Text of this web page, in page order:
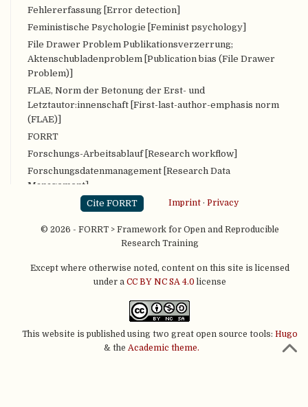
Fehlererfassung [Error detection]
Feministische Psychologie [Feminist psychology]
File Drawer Problem Publikationsverzerrung;
Aktenschubladenproblem [Publication bias (File Drawer
Problem)]
FLAE, Norm der Betonung der Erst- und
Letztautor:innenschaft [First-last-author-emphasis norm
(FLAE)]
FORRT
Forschungs-Arbeitsablauf [Research workflow]
Forschungsdatenmanagement [Research Data
Management]
Forschungsintegrität [Research integrity]
Freiheitsgrade von Forschenden [Researcher degrees of
Garten der Weggabelungen [Garden of forking paths]
GDPR, dt. Datenschutzgrundverordnung DSGVO
[General Data Protection Regulation (GDPR)]
Gegnerische Kollaboration [Adversarial collaboration]
Cite FORRT Imprint· Privacy
© 2026 - FORRT > Framework for Open and Reproducible
Research Training
Except where otherwise noted, content on this site is licensed
under a CC BY NC SA 4.0 license
This website is published using two great open source tools: Hugo
& the Academic theme.